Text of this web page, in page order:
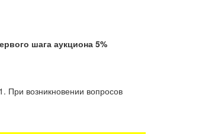
шага аукциона 5%
При возникновении вопросов